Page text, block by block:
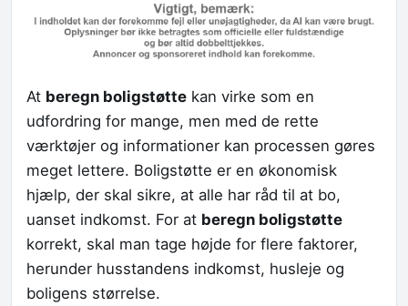
At beregn boligstøtte kan virke som en
udfordring for mange, men med de rette
værktøjer og informationer kan processen gøres
meget lettere. Boligstøtte er en økonomisk
hjælp, der skal sikre, at alle har råd til at bo,
uanset indkomst. For at beregn boligstøtte
korrekt, skal man tage højde for flere faktorer,
herunder husstandens indkomst, husleje og
boligens størrelse.